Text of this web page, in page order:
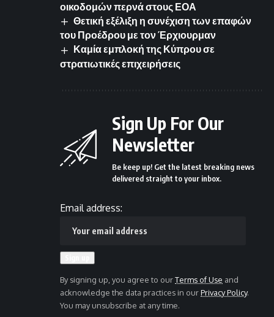
οικοδομών περνά στους ΕΟΑ
Θετική εξέλιξη η συνέχιση των επαφών
του Προέδρου με τον Έρχιουρμαν
Καμία εμπλοκή της Κύπρου σε
στρατιωτικές επιχειρήσεις
Sign Up For Our
Newsletter
Be keep up! Get the latest breaking news
delivered straight to your inbox.
Email address:
By signing up, you agree to ourTerms of Use and
acknowledge the data practices in ourPrivacy Policy.
You may unsubscribe at any time.